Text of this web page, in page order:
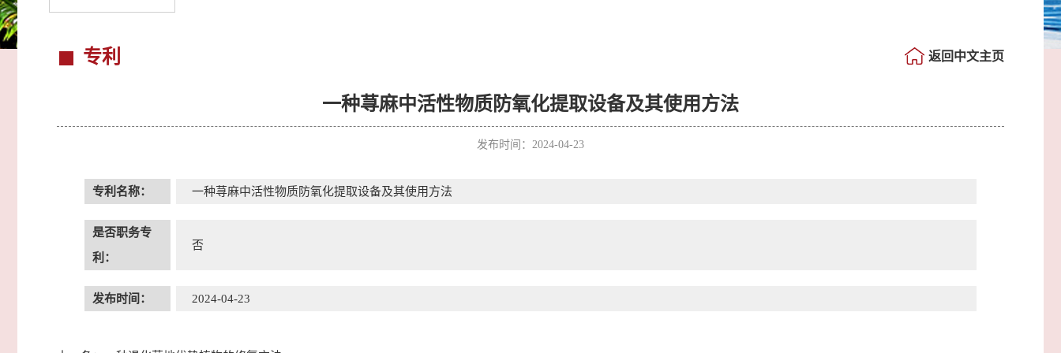
专利 返回中文主页
一种荨麻中活性物质防氧化提取设备及其使用方法
发布时间：2024-04-23
专利名称： 一种荨麻中活性物质防氧化提取设备及其使用方法
是否职务专
利：
否
发布时间： 2024-04-23